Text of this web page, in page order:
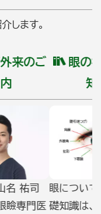
します。
のご
祐司
専門医
眼の病気
知識
眼についての
礎知識は、眼